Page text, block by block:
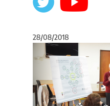
28/08/2018
Anterior